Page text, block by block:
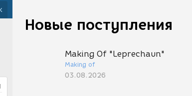
Новые поступления
Making Of "Leprechaun"
Making of
03.08.2026